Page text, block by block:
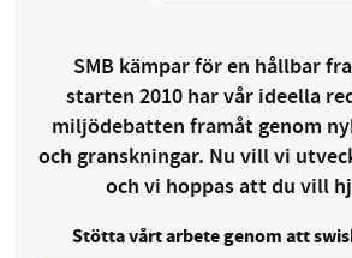
SMB kämpar för en hållbar
starten 2010 har vår ideella
miljödebatten framåt genom
och granskningar. Nu vill vi
och vi hoppas att du vill
Stötta vårt arbete genom att